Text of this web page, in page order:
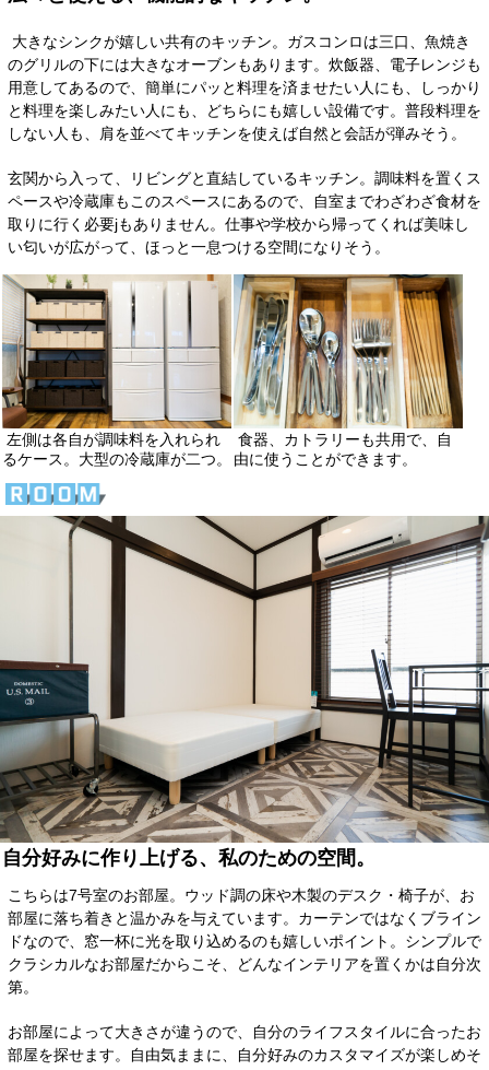
大きなシンクが嬉しい共有のキッチン。ガスコンロは三口、魚焼き
のグリルの下には大きなオーブンもあります。炊飯器、電子レンジも
用意してあるので、簡単にパッと料理を済ませたい人にも、しっかり
と料理を楽しみたい人にも、どちらにも嬉しい設備です。普段料理を
しない人も、肩を並べてキッチンを使えば自然と会話が弾みそう。
玄関から入って、リビングと直結しているキッチン。調味料を置くス
ペースや冷蔵庫もこのスペースにあるので、自室までわざわざ食材を
取りに行く必要jもありません。仕事や学校から帰ってくれば美味し
い匂いが広がって、ほっと一息つける空間になりそう。
左側は各自が調味料を入れられ
るケース。大型の冷蔵庫が二つ。
食器、カトラリーも共用で、自
由に使うことができます。
自分好みに作り上げる、私のための空間。
こちらは7号室のお部屋。ウッド調の床や木製のデスク・椅子が、お
部屋に落ち着きと温かみを与えています。カーテンではなくブライン
ドなので、窓一杯に光を取り込めるのも嬉しいポイント。シンプルで
クラシカルなお部屋だからこそ、どんなインテリアを置くかは自分次
第。
お部屋によって大きさが違うので、自分のライフスタイルに合ったお
部屋を探せます。自由気ままに、自分好みのカスタマイズが楽しめそ